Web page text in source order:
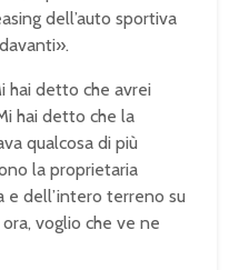
dell’auto sportiva
hai detto che avrei
hai detto che la
qualcosa di più
la proprietaria
e dell’intero terreno su
voglio che ve ne